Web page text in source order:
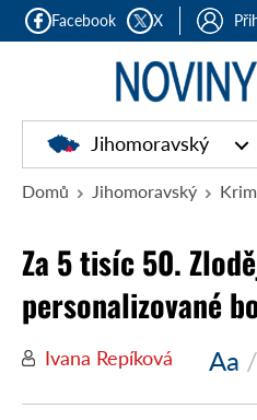
Facebook X
Jihomoravský
Domů Jihomoravský
Za 5 tisíc 50.
personalizované
Ivana Repíková Aa /